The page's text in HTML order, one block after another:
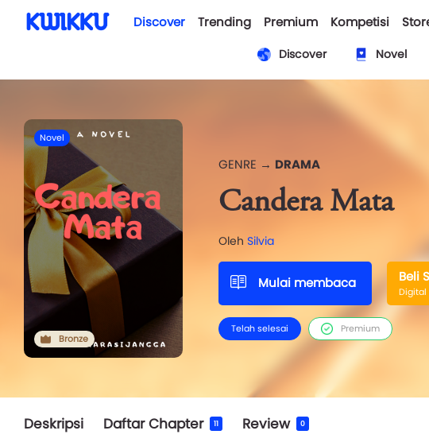
Discover Trending Premium Kompetisi
Discover Novel
Novel
Bronze
GENRE → DRAMA
Candera Mata
Oleh Silvia
Mulai membaca Beli
Digital
Telah selesai Premium
Deskripsi Daftar Chapter 11 Review 0